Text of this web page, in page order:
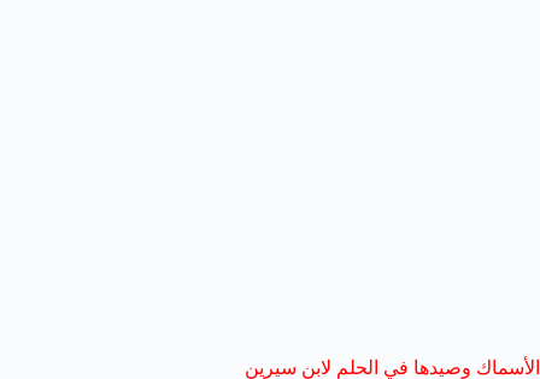
الأسماك وصيدها في الحلم لابن سيرين